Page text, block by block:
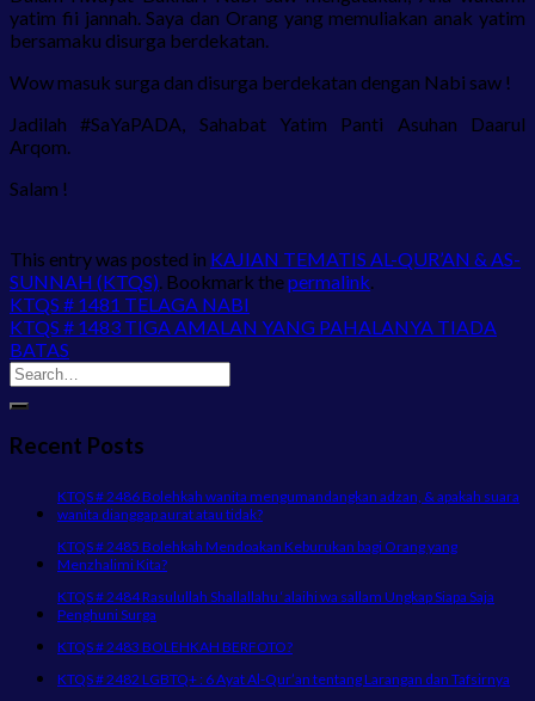
yatim fii jannah. Saya dan Orang yang memuliakan anak yatim
bersamaku disurga berdekatan.
Wow masuk surga dan disurga berdekatan dengan Nabi saw !
Jadilah #SaYaPADA, Sahabat Yatim Panti Asuhan Daarul
Arqom.
Salam !
This entry was posted in KAJIAN TEMATIS AL-QUR’AN & AS-
SUNNAH (KTQS). Bookmark thepermalink.
KTQS # 1481 TELAGA NABI
KTQS # 1483 TIGA AMALAN YANG PAHALANYA TIADA
BATAS
Recent Posts
KTQS # 2486 Bolehkah wanita mengumandangkan adzan, & apakah suara
wanita dianggap aurat atau tidak?
KTQS # 2485 Bolehkah Mendoakan Keburukan bagi Orang yang
Menzhalimi Kita?
KTQS # 2484 Rasulullah Shallallahu ‘alaihi wa sallam Ungkap Siapa Saja
Penghuni Surga
KTQS # 2483 BOLEHKAH BERFOTO?
KTQS # 2482 LGBTQ+ : 6 Ayat Al-Qur’an tentang Larangan dan Tafsirnya